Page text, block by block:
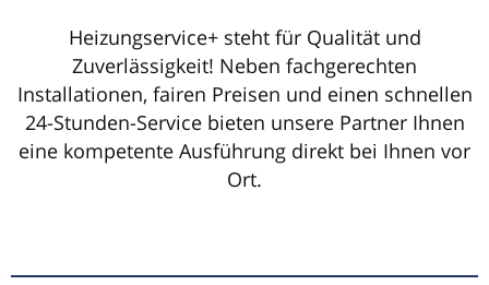
Heizungservice+ steht für Qualität und
Zuverlässigkeit! Neben fachgerechten
Installationen, fairen Preisen und einen schnellen
24-Stunden-Service bieten unsere Partner Ihnen
eine kompetente Ausführung direkt bei Ihnen vor
Ort.